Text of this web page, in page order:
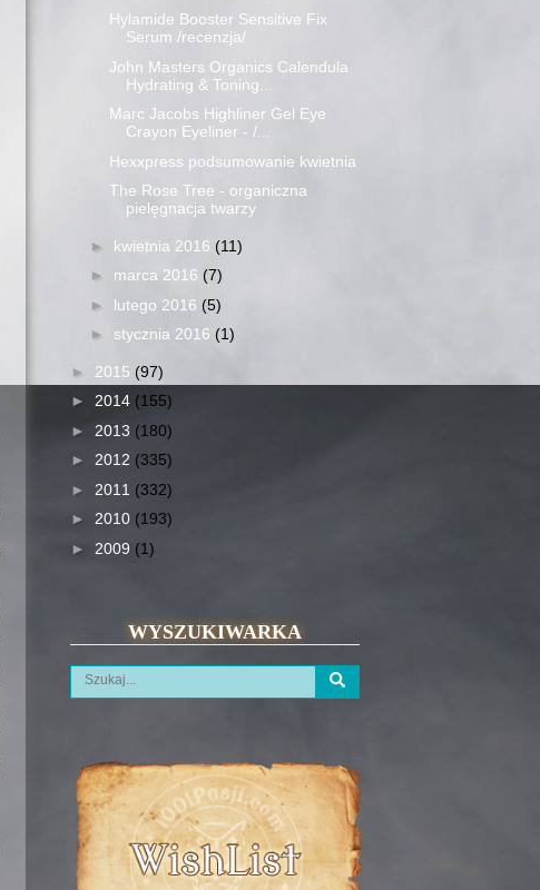
Hylamide Booster Sensitive Fix
Serum /recenzja/
John Masters Organics Calendula
Hydrating & Toning...
Marc Jacobs Highliner Gel Eye
Crayon Eyeliner - /...
Hexxpress podsumowanie kwietnia
The Rose Tree - organiczna
pielęgnacja twarzy
► kwietnia 2016 (11)
► marca 2016 (7)
► lutego 2016 (5)
► stycznia 2016 (1)
► 2015 (97)
► 2014 (155)
► 2013 (180)
► 2012 (335)
► 2011 (332)
► 2010 (193)
► 2009 (1)
WYSZUKIWARKA